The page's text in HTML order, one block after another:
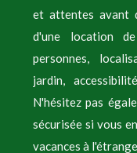
et attentes avant
d'une location
personnes,
jardin,
N'hésitez pas
sécurisée si vous
vacances à